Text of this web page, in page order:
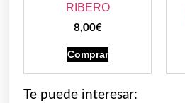
RIBERO
8,00€
Comprar
Te puede interesar: